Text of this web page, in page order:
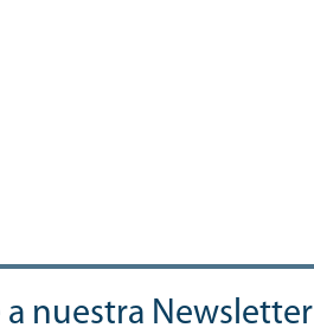
a nuestra Newsletter